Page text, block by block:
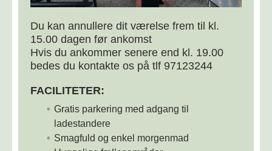
Du kan annullere dit værelse frem til kl.
15.00 dagen før ankomst
Hvis du ankommer senere end kl. 19.00
bedes du kontakte os på tlf 97123244
FACILITETER:
ladestandere